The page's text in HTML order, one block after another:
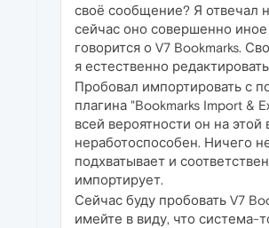
своё сообщение? Я отвечал
сейчас оно совершенно
говорится о V7 Bookmarks.
я естественно
Пробовал импортировать с
плагина "Bookmarks Import &
всей вероятности он на этой
неработоспособен. Ничего
подхватывает и
импортирует.
Сейчас буду пробовать V7
имейте в виду, что система-